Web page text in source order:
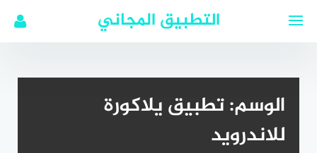
التطبيق المجاني
الوسم:تطبيق يلاكورة
للاندرويد